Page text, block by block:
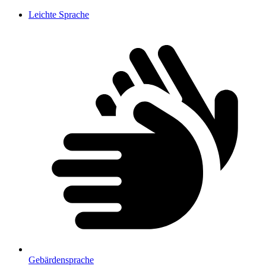
Leichte Sprache
Gebärdensprache